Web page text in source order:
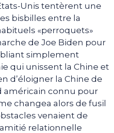
Unis tentèrent une
bisbilles entre la
«perroquets»
de Joe Biden pour
simplement
qui unissent la Chine et
d’éloigner la Chine de
américain connu pour
changea alors de fusil
venaient de
relationnelle